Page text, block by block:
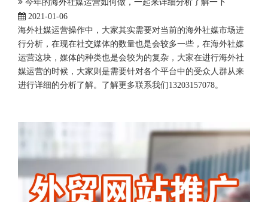
今年的海外社媒运营如何做，一起来详细分析了解一下
2021-01-06
海外社媒运营操作中，大家其实需要对当前的海外社媒市场进
行分析，在现在社交媒体的数量也是会较多一些，在海外社媒
运营这块，媒体的种类也是会较为的复杂，大家在进行海外社
媒运营的时候，大家则是需要针对各个平台中的受众人群从来
进行详细的分析了解。了解更多联系我们13203157078。